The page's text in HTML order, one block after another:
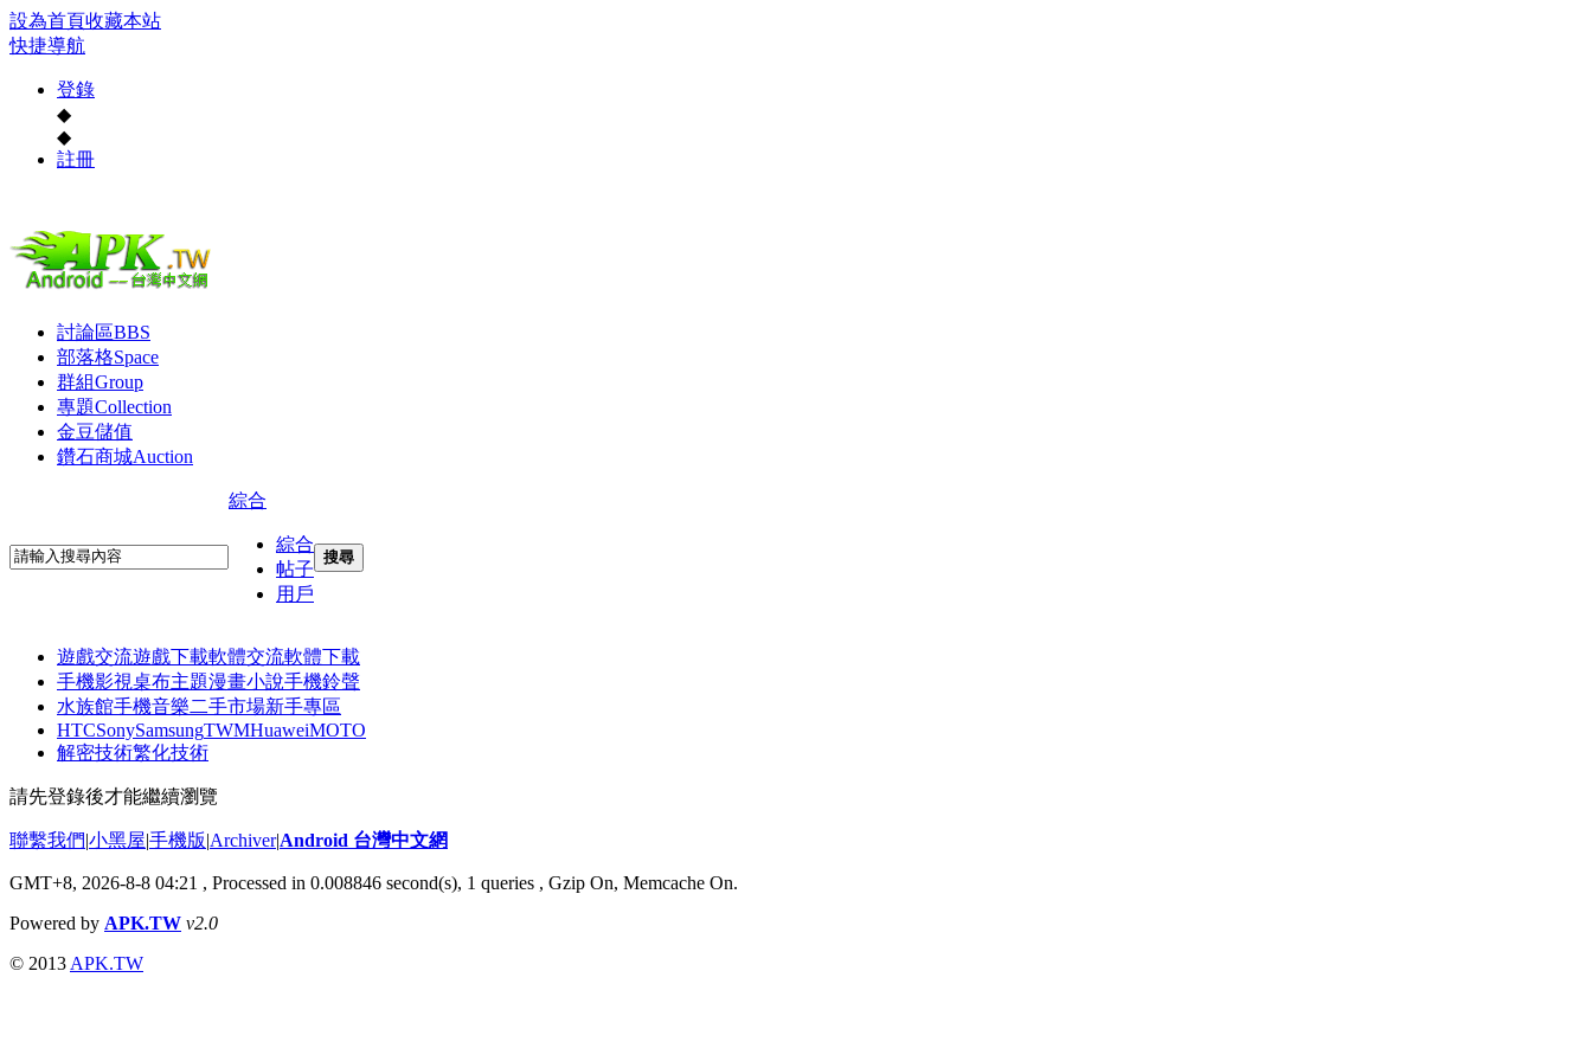
設為首頁收藏本站
快捷導航
登錄
◆
◆
註冊
討論區BBS
部落格Space
群組Group
專題Collection
金豆儲值
鑽石商城Auction
綜合
綜合
帖子
用戶
搜尋
遊戲交流遊戲下載軟體交流軟體下載
手機影視桌布主題漫畫小說手機鈴聲
水族館手機音樂二手市場新手專區
HTCSonySamsungTWMHuaweiMOTO
解密技術繁化技術
請先登錄後才能繼續瀏覽
聯繫我們|小黑屋|手機版|Archiver|Android 台灣中文網
GMT+8, 2026-8-8 04:21 , Processed in 0.008846 second(s), 1 queries , Gzip On, Memcache On.
Powered by APK.TW v2.0
© 2013 APK.TW